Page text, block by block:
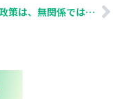
選挙と政策は、無関係ではない。― 骨太の方針2025と、現場からの問い ―